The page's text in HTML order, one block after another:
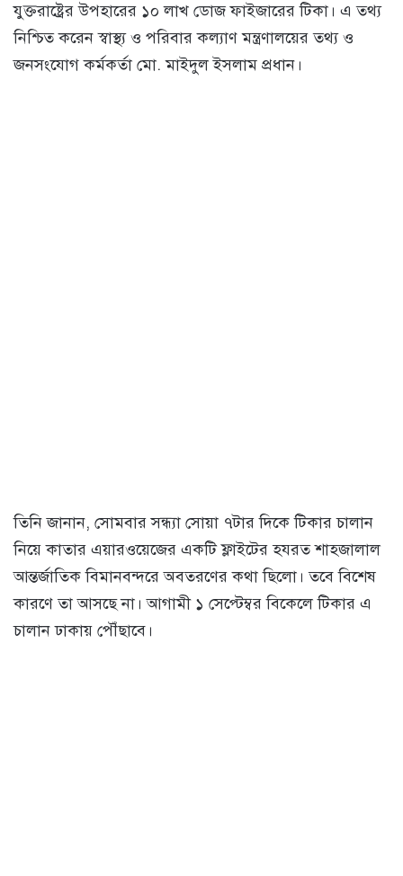
যুক্তরাষ্ট্রের উপহারের ১০ লাখ ডোজ ফাইজারের টিকা। এ তথ্য
নিশ্চিত করেন স্বাস্থ্য ও পরিবার কল্যাণ মন্ত্রণালয়ের তথ্য ও
জনসংযোগ কর্মকর্তা মো. মাইদুল ইসলাম প্রধান।
তিনি জানান, সোমবার সন্ধ্যা সোয়া ৭টার দিকে টিকার চালান
নিয়ে কাতার এয়ারওয়েজের একটি ফ্লাইটের হযরত শাহজালাল
আন্তর্জাতিক বিমানবন্দরে অবতরণের কথা ছিলো। তবে বিশেষ
কারণে তা আসছে না। আগামী ১ সেপ্টেম্বর বিকেলে টিকার এ
চালান ঢাকায় পৌঁছাবে।